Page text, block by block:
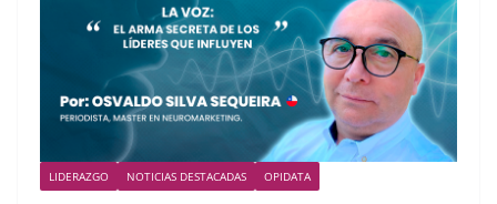
LIDERAZGO NOTICIAS DESTACADAS OPIDATA